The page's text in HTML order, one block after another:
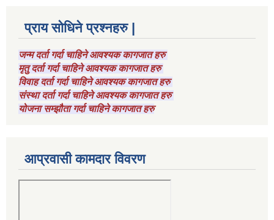
प्राय सोधिने प्रश्नहरु |
जन्म दर्ता गर्दा चाहिने आवश्यक कागजात हरु
मृतु दर्ता गर्दा चाहिने आवश्यक कागजात हरु
विवाह दर्ता गर्दा चाहिने आवश्यक कागजात हरु
संस्था दर्ता गर्दा चाहिने आवश्यक कागजात हरु
योजना सम्झौता गर्दा चाहिने कागजात हरु
आप्रवासी कामदार विवरण